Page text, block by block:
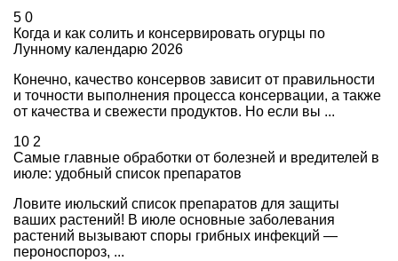
5 0
Когда и как солить и консервировать огурцы по
Лунному календарю 2026
Конечно, качество консервов зависит от правильности
и точности выполнения процесса консервации, а также
от качества и свежести продуктов. Но если вы ...
10 2
Самые главные обработки от болезней и вредителей в
июле: удобный список препаратов
Ловите июльский список препаратов для защиты
ваших растений! В июле основные заболевания
растений вызывают споры грибных инфекций —
пероноспороз, ...